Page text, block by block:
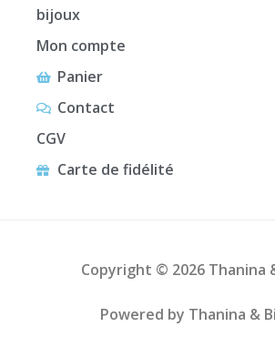
bijoux
Mon compte
Panier
Contact
CGV
Carte de fidélité
Copyright © 2026 Thanina
Powered by Thanina &